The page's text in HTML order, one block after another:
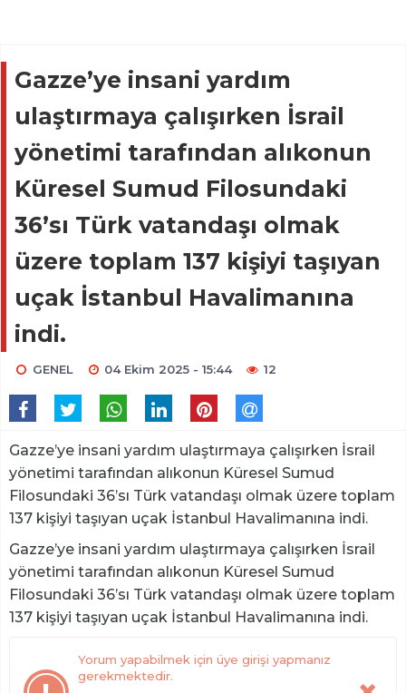
Gazze’ye insani yardım
ulaştırmaya çalışırken İsrail
yönetimi tarafından alıkonun
Küresel Sumud Filosundaki
36’sı Türk vatandaşı olmak
üzere toplam 137 kişiyi taşıyan
uçak İstanbul Havalimanına
indi.
GENEL 04 Ekim 2025 - 15:44 12
Gazze’ye insani yardım ulaştırmaya çalışırken İsrail
yönetimi tarafından alıkonun Küresel Sumud
Filosundaki 36’sı Türk vatandaşı olmak üzere toplam
137 kişiyi taşıyan uçak İstanbul Havalimanına indi.
Gazze’ye insani yardım ulaştırmaya çalışırken İsrail
yönetimi tarafından alıkonun Küresel Sumud
Filosundaki 36’sı Türk vatandaşı olmak üzere toplam
137 kişiyi taşıyan uçak İstanbul Havalimanına indi.
Yorum yapabilmek için üye girişi yapmanız
gerekmektedir.